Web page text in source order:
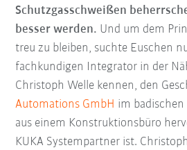
Schutzgasschweißen
besser werden. Und um dem
treu zu bleiben, suchte Euschen
fachkundigen Integrator in der
Christoph Welle kennen, den
Automations GmbH im
aus einem Konstruktionsbüro
KUKA Systempartner ist.